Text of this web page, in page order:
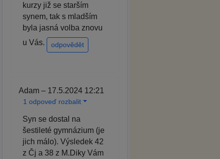
kurzy již se starším
synem, tak s mladším
byla jasná volba znovu
u Vás.
odpovědět
Adam – 17.5.2024 12:21
1 odpoveď rozbalit
Syn se dostal na
šestileté gymnázium (je
jich málo). Výsledek 42
z Čj a 38 z M.Diky Vám